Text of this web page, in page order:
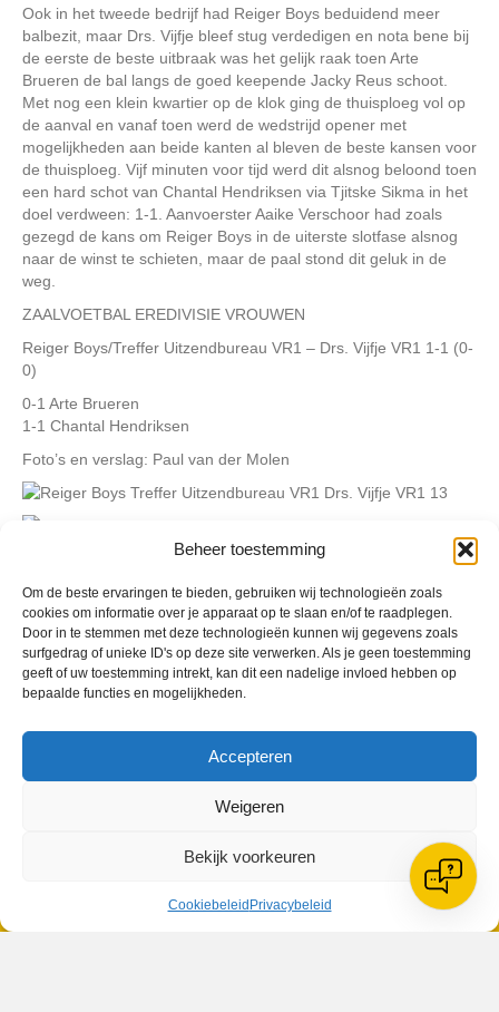
Beheer toestemming
Om de beste ervaringen te bieden, gebruiken wij technologieën zoals
cookies om informatie over je apparaat op te slaan en/of te raadplegen.
Door in te stemmen met deze technologieën kunnen wij gegevens zoals
surfgedrag of unieke ID's op deze site verwerken. Als je geen toestemming
geeft of uw toestemming intrekt, kan dit een nadelige invloed hebben op
bepaalde functies en mogelijkheden.
Accepteren
Weigeren
Bekijk voorkeuren
Cookiebeleid Privacybeleid
Ook in het tweede bedrijf had Reiger Boys beduidend meer
balbezit, maar Drs. Vijfje bleef stug verdedigen en nota bene bij
de eerste de beste uitbraak was het gelijk raak toen Arte
Brueren de bal langs de goed keepende Jacky Reus schoot.
Met nog een klein kwartier op de klok ging de thuisploeg vol op
de aanval en vanaf toen werd de wedstrijd opener met
mogelijkheden aan beide kanten al bleven de beste kansen voor
de thuisploeg. Vijf minuten voor tijd werd dit alsnog beloond toen
een hard schot van Chantal Hendriksen via Tjitske Sikma in het
doel verdween: 1-1. Aanvoerster Aaike Verschoor had zoals
gezegd de kans om Reiger Boys in de uiterste slotfase alsnog
naar de winst te schieten, maar de paal stond dit geluk in de
weg.
ZAALVOETBAL EREDIVISIE VROUWEN
Reiger Boys/Treffer Uitzendbureau VR1 – Drs. Vijfje VR1 1-1 (0-
0)
0-1 Arte Brueren
1-1 Chantal Hendriksen
Foto’s en verslag: Paul van der Molen
Geplaatst inBerichten seizoen 2016-2017
De Wending, Lotte Beesedijk 1